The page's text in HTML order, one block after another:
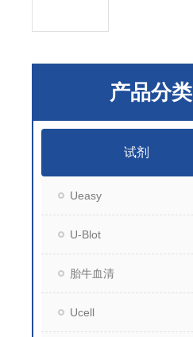
产品分类
试剂
Ueasy
U-Blot
胎牛血清
Ucell